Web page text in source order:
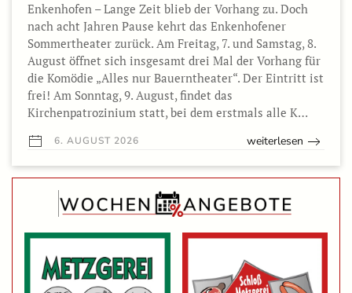
Enkenhofen – Lange Zeit blieb der Vorhang zu. Doch
nach acht Jahren Pause kehrt das Enkenhofener
Sommertheater zurück. Am Freitag, 7. und Samstag, 8.
August öffnet sich insgesamt drei Mal der Vorhang für
die Komödie „Alles nur Bauerntheater“. Der Eintritt ist
frei! Am Sonntag, 9. August, findet das
Kirchenpatrozinium statt, bei dem erstmals alle K…
6. AUGUST 2026 weiterlesen